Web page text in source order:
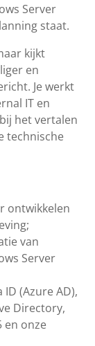
Server
staat.
kijkt
en
Je werkt
IT en
het vertalen
technische
ontwikkelen
van
Server
(Azure AD),
Directory,
en onze